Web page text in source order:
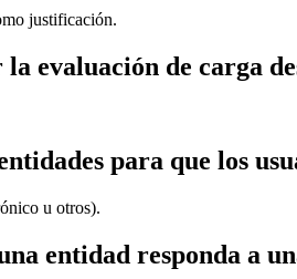
justificación.
evaluación de carga
para que los
u otros).
entidad responda a